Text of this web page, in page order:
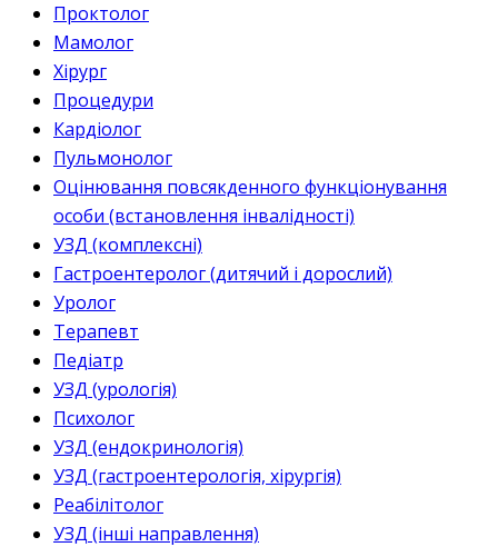
Проктолог
Мамолог
Хірург
Процедури
Кардіолог
Пульмонолог
Оцінювання повсякденного функціонування
особи (встановлення інвалідності)
УЗД (комплексні)
Гастроентеролог (дитячий і дорослий)
Уролог
Терапевт
Педіатр
УЗД (урологія)
Психолог
УЗД (ендокринологія)
УЗД (гастроентерологія, хірургія)
Реабілітолог
УЗД (інші направлення)